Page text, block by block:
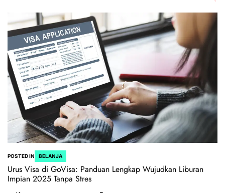
POSTED IN BELANJA
Urus Visa di GoVisa: Panduan Lengkap Wujudkan Liburan
Impian 2025 Tanpa Stres